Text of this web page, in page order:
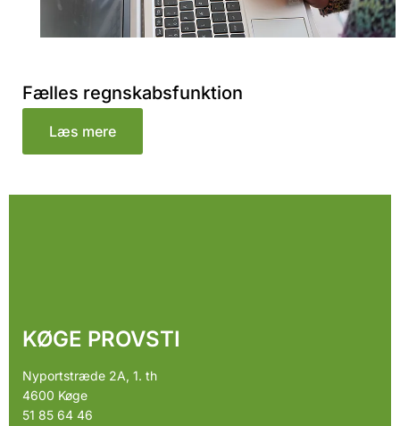
Fælles regnskabsfunktion
Læs mere
KØGE PROVSTI
Nyportstræde 2A, 1. th
4600 Køge
51 85 64 46